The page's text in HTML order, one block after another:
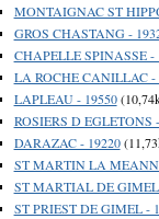
MONTAIGNAC ST
GROS CHASTANG -
CHAPELLE SPINASSE -
LA ROCHE CANILLAC -
LAPLEAU - 19550
ROSIERS D EGLETONS
DARAZAC - 19220
ST MARTIN LA
ST MARTIAL DE GIMEL
ST PRIEST DE GIMEL -